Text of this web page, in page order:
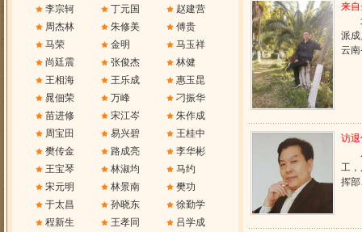
李宗轲
丁元国
赵建营
周杰林
朱修美
傅贵
马荣
金明
马玉祥
尚廷震
张俊杰
林健
王相海
王乐成
惠玉昆
晁佃荣
万峰
刁振华
苗进修
宋江岑
朱作成
周宝田
易兴碧
王桂中
樊传金
路成亮
李华彬
王宝琴
林淑均
马约
宋元明
林景南
樊功
于太昌
孙晓东
徐勤学
程新生
王孝同
吕学成
来
派
云
访
工
挥